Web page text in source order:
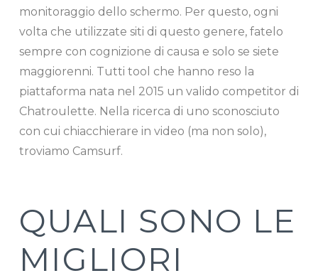
monitoraggio dello schermo. Per questo, ogni
volta che utilizzate siti di questo genere, fatelo
sempre con cognizione di causa e solo se siete
maggiorenni. Tutti tool che hanno reso la
piattaforma nata nel 2015 un valido competitor di
Chatroulette. Nella ricerca di uno sconosciuto
con cui chiacchierare in video (ma non solo),
troviamo Camsurf.
QUALI SONO LE
MIGLIORI